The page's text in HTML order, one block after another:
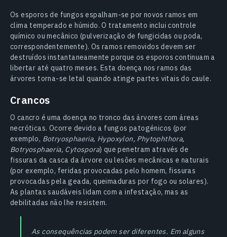
Os esporos de fungos espalham-se por novos ramos em
clima temperado e húmido. O tratamento inclui controle
químico ou mecânico (pulverização de fungicidas ou poda,
correspondentemente). Os ramos removidos devem ser
destruídos instantaneamente porque os esporos continuam a
libertar até quatro meses. Esta doença nos ramos das
árvores torna-se letal quando atinge partes vitais do caule.
Crancos
O cancro é uma doença no tronco das árvores com áreas
necróticas. Ocorre devido a fungos patogénicos (por
exemplo, Botryosphaeria, Hypoxylon, Phytophthora,
Botryosphaeria, Cytospora) que penetram através de
fissuras da casca da árvore ou lesões mecânicas e naturais
(por exemplo, feridas provocadas pelo homem, fissuras
provocadas pela geada, queimaduras por fogo ou solares).
As plantas saudáveis lidam com a infestação, mas as
debilitadas não lhe resistem.
As consequências podem ser diferentes. Em alguns